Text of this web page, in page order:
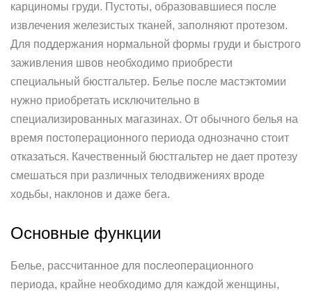
карциномы груди. Пустоты, образовавшиеся после
извлечения железистых тканей, заполняют протезом.
Для поддержания нормальной формы груди и быстрого
заживления швов необходимо приобрести
специальный бюстгальтер. Белье после мастэктомии
нужно приобретать исключительно в
специализированных магазинах. От обычного белья на
время постоперационного периода однозначно стоит
отказаться. Качественный бюстгальтер не дает протезу
смешаться при различных телодвижениях вроде
ходьбы, наклонов и даже бега.
Основные функции
Белье, рассчитанное для послеоперационного
периода, крайне необходимо для каждой женщины,